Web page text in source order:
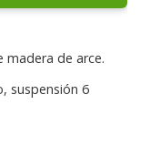
madera de arce.
suspensión 6